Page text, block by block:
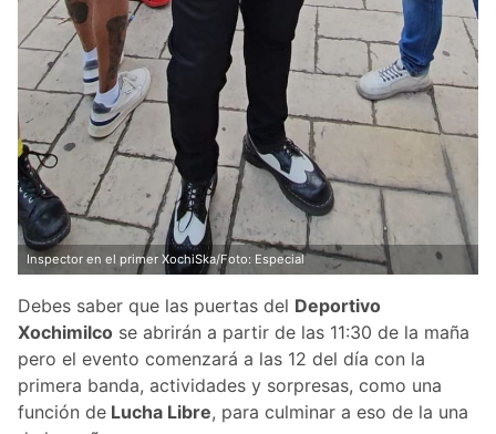
Inspector en el primer XochiSka/Foto: Especial
Debes saber que las puertas del Deportivo
Xochimilco se abrirán a partir de las 11:30 de la maña
pero el evento comenzará a las 12 del día con la
primera banda, actividades y sorpresas, como una
función de Lucha Libre, para culminar a eso de la una